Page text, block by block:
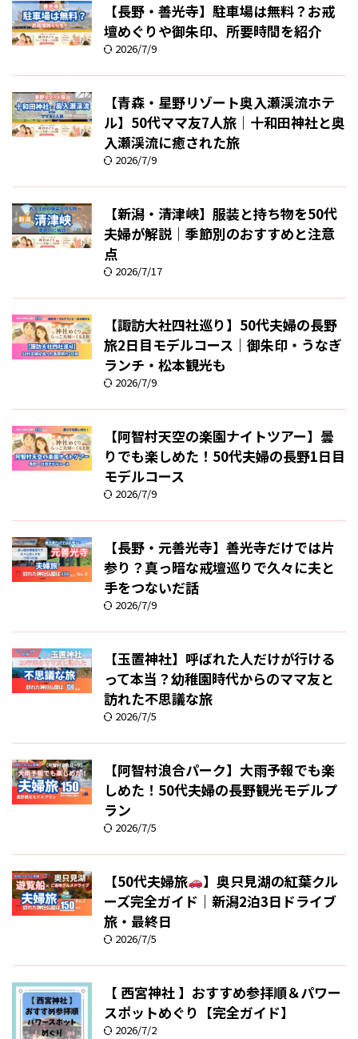
【長野・善光寺】駐車場は無料？お戒
壇めぐりや御朱印、所要時間を紹介
2026/7/9
【青森・星野リゾート奥入瀬渓流ホテ
ル】50代ママ友7人旅｜十和田神社と奥
入瀬渓流に癒された旅
2026/7/9
【新潟・清津峡】服装と持ち物を50代
夫婦が解説｜季節別のおすすめと注意
点
2026/7/17
【諏訪大社四社巡り】50代夫婦の長野
旅2日目モデルコース｜御朱印・うなぎ
ランチ・松本観光も
2026/7/9
【阿智村天空の楽園ナイトツアー】曇
りでも楽しめた！50代夫婦の長野1日目
モデルコース
2026/7/9
【長野・元善光寺】善光寺だけでは片
参り？真っ暗な戒壇巡りで久々に夫と
手をつないだ話
2026/7/9
【玉置神社】呼ばれた人だけが行ける
って本当？幼稚園時代からのママ友と
訪れた不思議な旅
2026/7/5
【阿智村浪合パーク】大雨予報でも楽
しめた！50代夫婦の長野観光モデルプ
ラン
2026/7/5
【50代夫婦旅
】奥只見湖の紅葉クル
ーズ完全ガイド｜新潟2泊3日ドライブ
旅・最終日
2026/7/5
【 西宮神社 】おすすめ参拝順＆パワー
スポットめぐり【完全ガイド】
2026/7/2